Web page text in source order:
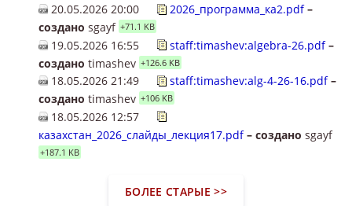
20.05.2026 20:00 2026_программа_ка2.pdf –
создано sgayf +71.1 KB
19.05.2026 16:55 staff:timashev:algebra-26.pdf –
создано timashev +126.6 KB
18.05.2026 21:49 staff:timashev:alg-4-26-16.pdf –
создано timashev +106 KB
18.05.2026 12:57
казахстан_2026_слайды_лекция17.pdf – создано sgayf
+187.1 KB
БОЛЕЕ СТАРЫЕ >>